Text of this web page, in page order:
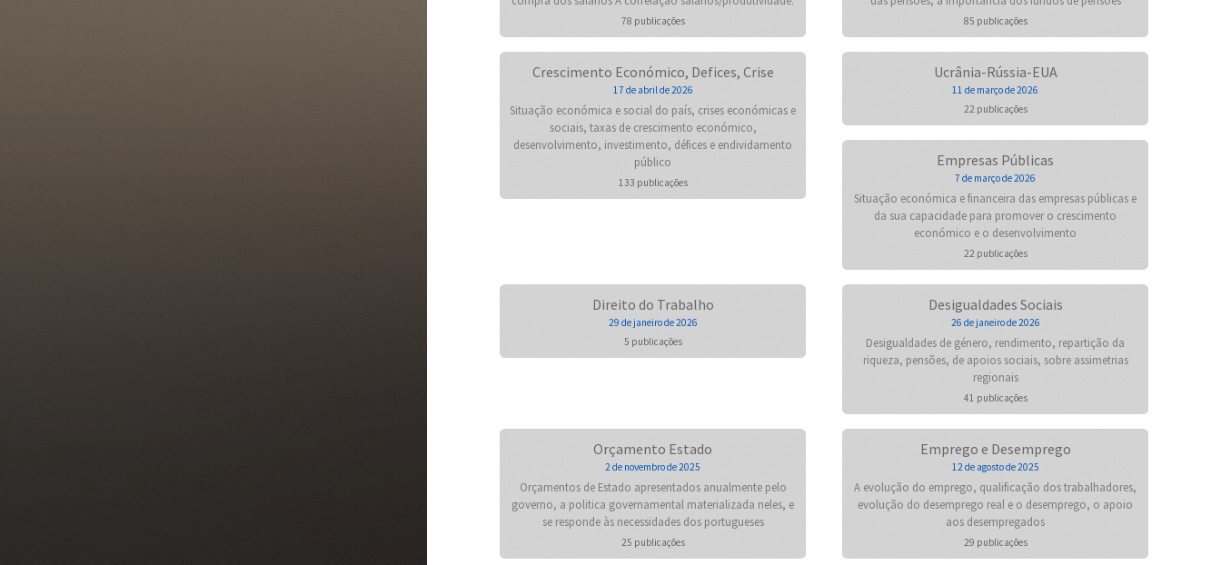
78 publicações 85 publicações
Crescimento Económico, Defices, Crise
17 de abril de 2026
Situação económica e social do país, crises económicas e
sociais, taxas de crescimento económico,
desenvolvimento, investimento, défices e endividamento
público
133 publicações
Ucrânia-Rússia-EUA
11 de março de 2026
22 publicações
Empresas Públicas
7 de março de 2026
Situação económica e financeira das empresas públicas e
da sua capacidade para promover o crescimento
económico e o desenvolvimento
22 publicações
Direito do Trabalho
29 de janeiro de 2026
5 publicações
Desigualdades Sociais
26 de janeiro de 2026
Desigualdades de género, rendimento, repartição da
riqueza, pensões, de apoios sociais, sobre assimetrias
regionais
41 publicações
Orçamento Estado
2 de novembro de 2025
Orçamentos de Estado apresentados anualmente pelo
governo, a politica governamental materializada neles, e
se responde às necessidades dos portugueses
25 publicações
Emprego e Desemprego
12 de agosto de 2025
A evolução do emprego, qualificação dos trabalhadores,
evolução do desemprego real e o desemprego, o apoio
aos desempregados
29 publicações